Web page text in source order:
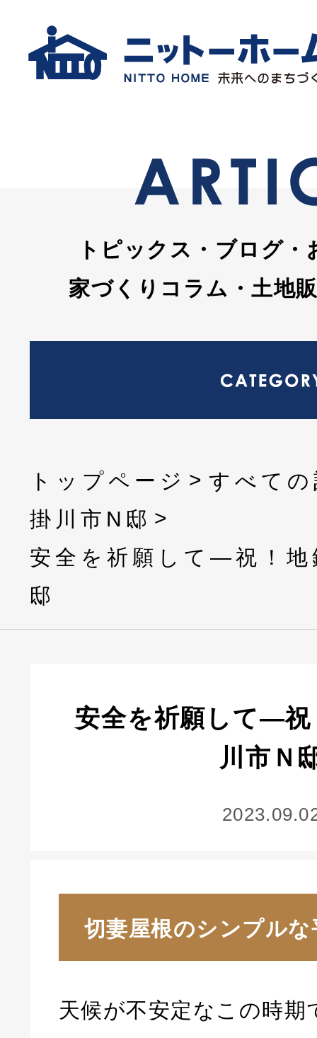
トピックス・ブログ・
家づくりコラム・土地
トップページ
すべて
掛川市N邸
安全を祈願して―祝！地
邸
安全を祈願して―祝
川市Ｎ
切妻屋根のシンプルな
天候が不安定なこの時期